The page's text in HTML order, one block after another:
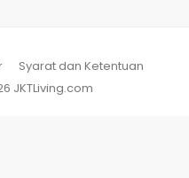
Syarat dan Ketentuan
JKTLiving.com